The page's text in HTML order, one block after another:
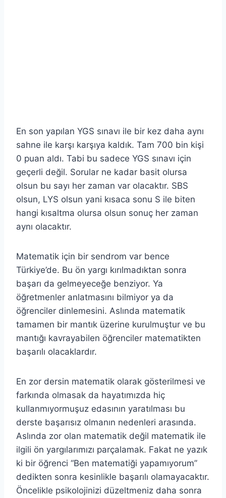
En son yapılan YGS sınavı ile bir kez daha aynı
sahne ile karşı karşıya kaldık. Tam 700 bin kişi
0 puan aldı. Tabi bu sadece YGS sınavı için
geçerli değil. Sorular ne kadar basit olursa
olsun bu sayı her zaman var olacaktır. SBS
olsun, LYS olsun yani kısaca sonu S ile biten
hangi kısaltma olursa olsun sonuç her zaman
aynı olacaktır.
Matematik için bir sendrom var bence
Türkiye’de. Bu ön yargı kırılmadıktan sonra
başarı da gelmeyeceğe benziyor. Ya
öğretmenler anlatmasını bilmiyor ya da
öğrenciler dinlemesini. Aslında matematik
tamamen bir mantık üzerine kurulmuştur ve bu
mantığı kavrayabilen öğrenciler matematikten
başarılı olacaklardır.
En zor dersin matematik olarak gösterilmesi ve
farkında olmasak da hayatımızda hiç
kullanmıyormuşuz edasının yaratılması bu
derste başarısız olmanın nedenleri arasında.
Aslında zor olan matematik değil matematik ile
ilgili ön yargılarımızı parçalamak. Fakat ne yazık
ki bir öğrenci “Ben matematiği yapamıyorum”
dedikten sonra kesinlikle başarılı olamayacaktır.
Öncelikle psikolojinizi düzeltmeniz daha sonra